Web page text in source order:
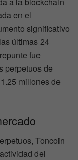
en el
significativo
últimas 24
fue
perpetuos de
millones de
Toncoin
del